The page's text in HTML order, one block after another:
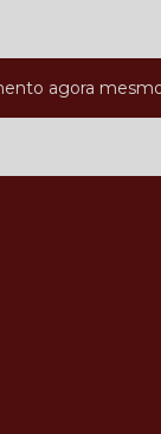
agora